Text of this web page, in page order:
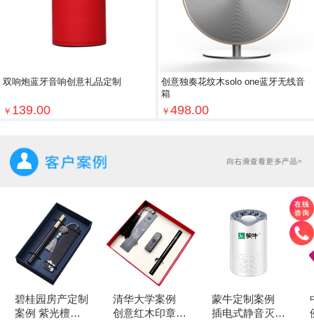
双响炮蓝牙音响创意礼品定制
￥ 139.00
创意独奏花纹木solo one蓝牙无线音
箱
￥ 498.00
碧桂园房产定制
案例 紫光檀书
清华大学案例
创意红木印章
蒙牛定制案例
插电式静音灭蚊
例